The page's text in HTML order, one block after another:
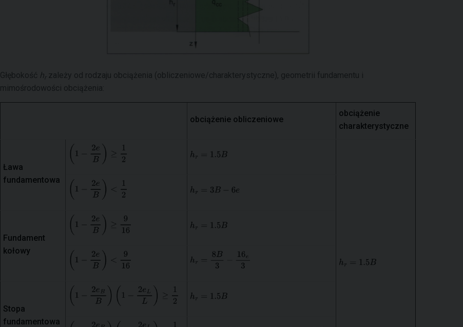
Głębokość hr zależy od rodzaju obciążenia (obliczeniowe/charakterystyczne), geometrii fundamentu i
mimośrodowości obciążenia:
obciążenie obliczeniowe
obciążenie
charakterystyczne
Ława
fundamentowa
Fundament
kołowy
Stopa
fundamentowa